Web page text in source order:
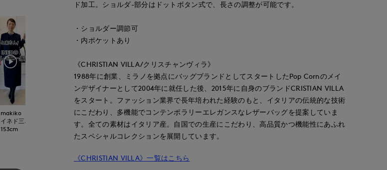
パーク多摩南大沢店
makiko
イネド三井アウトレットパーク多摩南大沢店
153cm
大分トキハINED
kote
大分トキハINED
153 cm
kote
大分トキハINED
153 cm
Jinda
広島三越SUPERIORCLOSET
170cm
yoshi
博多大丸7-IDconcept.
155cm
ド加工。ショルダ-部分はドットボタン式で、長さの調整が可能です。
・ショルダー調節可
・内ポケットあり
《CHRISTIAN VILLA/クリスチャンヴィラ》
1988年に創業、ミラノを拠点にバッグブランドとしてスタートしたPop Cornのメイ
ンデザイナーとして2004年に就任した後、2015年に自身のブランドCRISTIAN VILLA
をスタート。ファッション業界で長年培われた経験のもと、イタリアの伝統的な技術
にこだわり、多機能でコンテンポラリーエレガンスなレザーバッグを提案していま
す。全ての素材はイタリア産。自国での生産にこだわり、高品質かつ機能性にあふれ
たスペシャルコレクションを展開しています。
《CHRISTIAN VILLA》一覧はこちら